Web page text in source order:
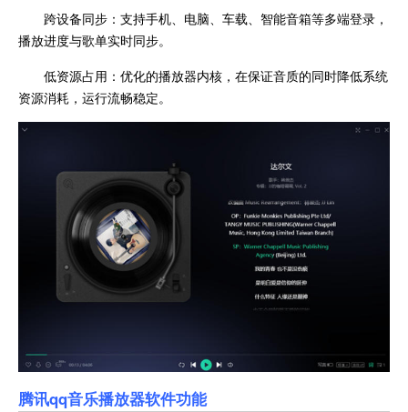
跨设备同步：支持手机、电脑、车载、智能音箱等多端登录，
播放进度与歌单实时同步。
低资源占用：优化的播放器内核，在保证音质的同时降低系统
资源消耗，运行流畅稳定。
腾讯qq音乐播放器软件功能